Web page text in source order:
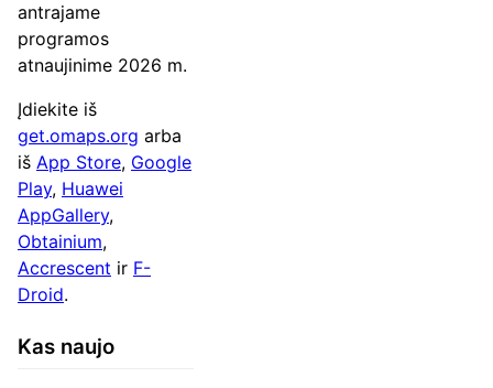
antrajame
programos
atnaujinime 2026 m.
Įdiekite iš
get.omaps.org arba
iš App Store, Google
Play, Huawei
AppGallery,
Obtainium,
Accrescent ir F-
Droid.
Kas naujo